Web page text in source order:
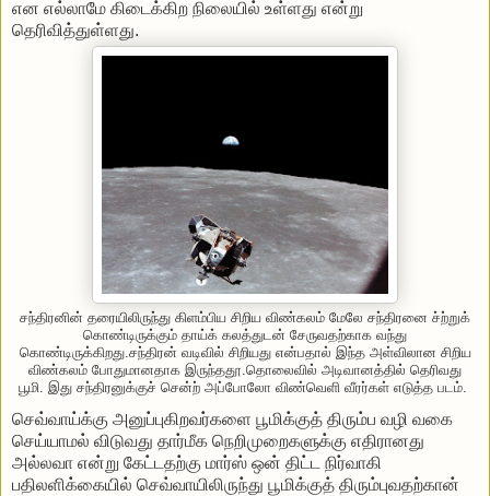
என எல்லாமே கிடைக்கிற நிலையில் உள்ளது என்று
தெரிவித்துள்ளது.
சந்திரனின் தரையிலிருந்து கிளம்பிய சிறிய விண்கலம் மேலே சந்திரனை ச்ற்றுக்
கொண்டிருக்கும் தாய்க் கலத்துடன் சேருவதற்காக வந்து
கொண்டிருக்கிறது.சந்திரன் வடிவில் சிறியது என்பதால் இந்த அள்விலான சிறிய
விண்கலம் போதுமானதாக இருந்ததூ.தொலைவில் அடிவானத்தில் தெரிவது
பூமி. இது சந்திரனுக்குச் சென்ற் அப்போலோ விண்வெளி வீரர்கள் எடுத்த படம்.
செவ்வாய்க்கு அனுப்புகிறவர்களை பூமிக்குத் திரும்ப வழி வகை
செய்யாமல் விடுவது தார்மீக நெறிமுறைகளுக்கு எதிரானது
அல்லவா என்று கேட்டதற்கு மார்ஸ் ஒன் திட்ட நிர்வாகி
பதிலளிக்கையில் செவ்வாயிலிருந்து பூமிக்குத் திரும்புவதற்கான்